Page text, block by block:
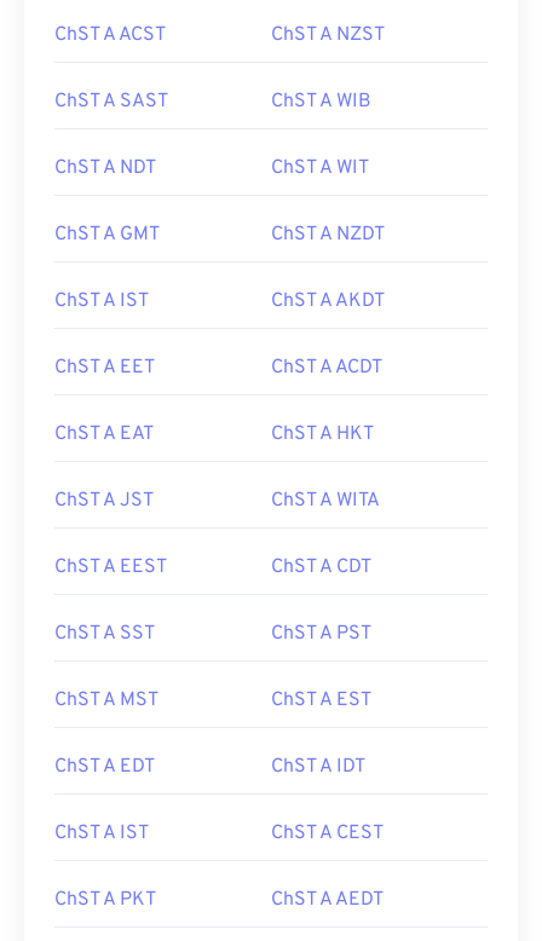
ChST A ACST ChST A NZST
ChST A SAST ChST A WIB
ChST A NDT ChST A WIT
ChST A GMT ChST A NZDT
ChST A IST ChST A AKDT
ChST A EET ChST A ACDT
ChST A EAT ChST A HKT
ChST A JST ChST A WITA
ChST A EEST ChST A CDT
ChST A SST ChST A PST
ChST A MST ChST A EST
ChST A EDT ChST A IDT
ChST A IST ChST A CEST
ChST A PKT ChST A AEDT